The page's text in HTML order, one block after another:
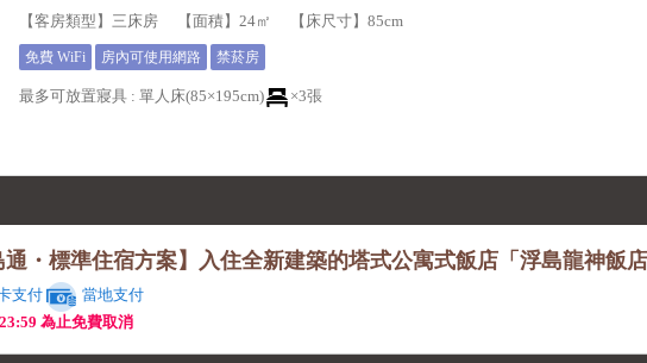
【客房類型】三床房 【面積】24㎡ 【床尺寸】85cm
免費 WiFi 房內可使用網路 禁菸房
最多可放置寢具: 單人床(85×195cm) ×3張
通・標準住宿方案】入住全新建築的塔式公寓式飯店「浮島龍神飯
支付
當地支付
為止免費取消